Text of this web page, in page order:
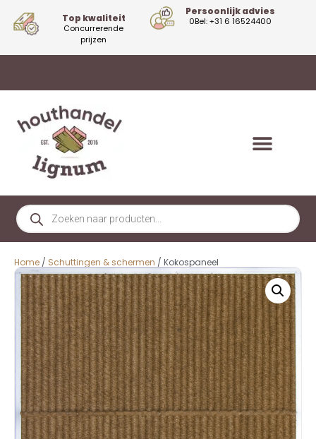
Top kwaliteit
Concurrerende
prijzen
Persoonlijk advies
0Bel: +31 6 16524400
Home / Schuttingen & schermen / Kokospaneel